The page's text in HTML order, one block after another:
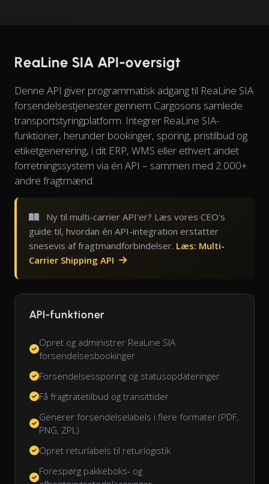
ReaLine SIA API-oversigt
Denne API giver programmatisk adgang til ReaLine SIA
forsendelsestjenester gennem Cargosons samlede
transportstyringplatform. Integrer ReaLine SIA-
funktioner, herunder bookinger, sporing, pristilbud og
etiketgenerering, i dit ERP, WMS eller ethvert andet
forretningssystem via én API – sammen med 2.000+
andre fragtmænd.
Ny til multi-carrier API'er? Læs vores CEO's
guide til, hvordan én API-integration erstatter
snesevis af fragtmandforbindelser. Læs: Multi-
Carrier Shipping API
API-funktioner
Opret og administrer ReaLine SIA
forsendelsesbookinger
Forsendelsessporing og statusopdateringer
Få fragtratetilbud og transittider
Generer forsendelselabels i flere formater (PDF,
PNG, ZPL)
Opret returlabels til returlogistik
Forespørg pakkeboks- og